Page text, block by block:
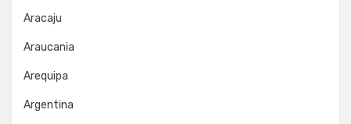
Aracaju
Araucania
Arequipa
Argentina